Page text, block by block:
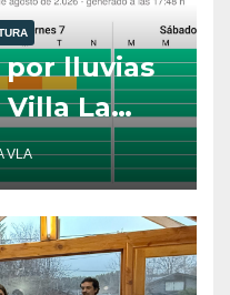
lluvias
Villa La
VLA